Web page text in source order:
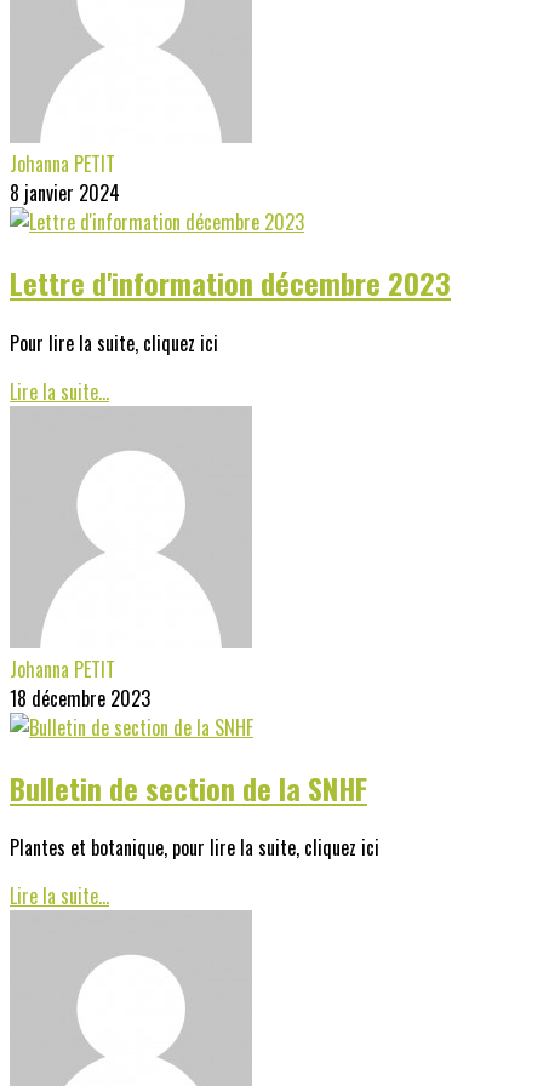
Johanna PETIT
8 janvier 2024
Lettre d'information décembre 2023
Pour lire la suite, cliquez ici
Lire la suite...
Johanna PETIT
18 décembre 2023
Bulletin de section de la SNHF
Plantes et botanique, pour lire la suite, cliquez ici
Lire la suite...